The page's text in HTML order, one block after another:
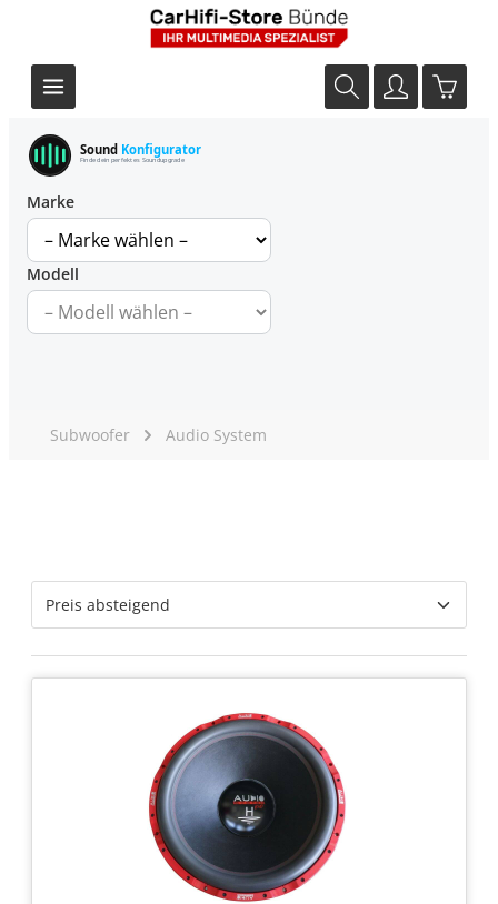
Sound Konfigurator
Finde dein perfektes Soundupgrade
Marke
Modell
Subwoofer Audio System